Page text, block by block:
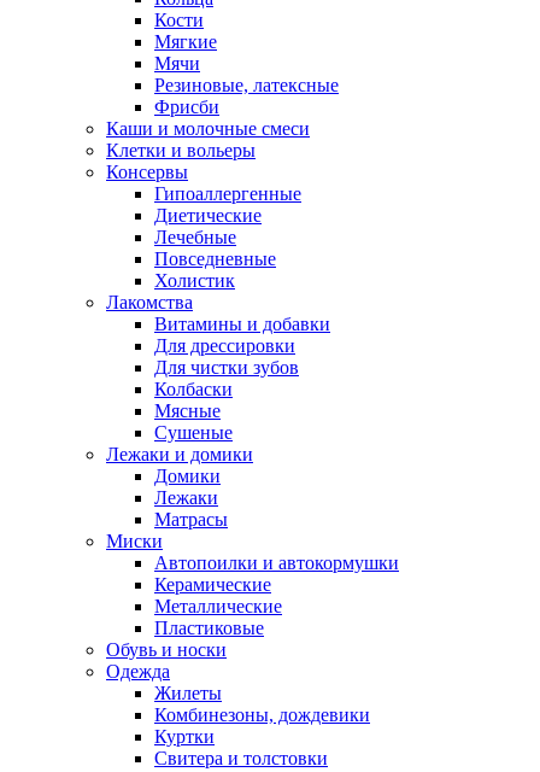
Кости
Мягкие
Мячи
Резиновые, латексные
Фрисби
Каши и молочные смеси
Клетки и вольеры
Консервы
Гипоаллергенные
Диетические
Лечебные
Повседневные
Холистик
Лакомства
Витамины и добавки
Для дрессировки
Для чистки зубов
Колбаски
Мясные
Сушеные
Лежаки и домики
Домики
Лежаки
Матрасы
Миски
Автопоилки и автокормушки
Керамические
Металлические
Пластиковые
Обувь и носки
Одежда
Жилеты
Комбинезоны, дождевики
Куртки
Свитера и толстовки